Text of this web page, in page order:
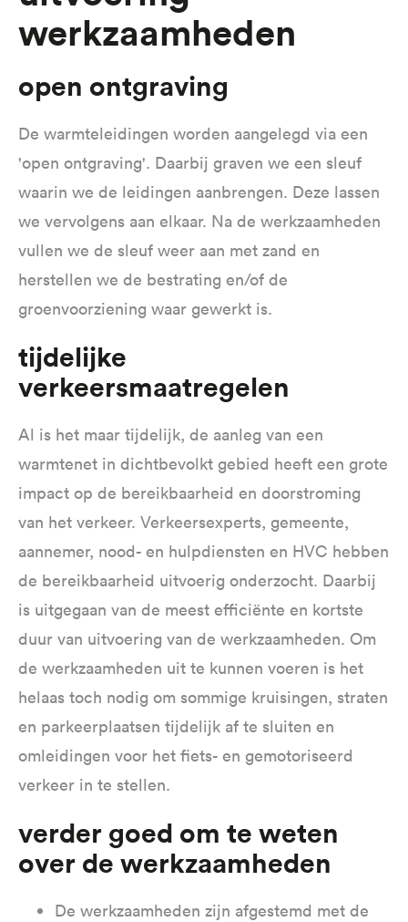
werkzaamheden
Open ontgraving
De warmteleidingen worden aangelegd via een
'open ontgraving'. Daarbij graven we een sleuf
waarin we de leidingen aanbrengen. Deze lassen
we vervolgens aan elkaar. Na de werkzaamheden
vullen we de sleuf weer aan met zand en
herstellen we de bestrating en/of de
groenvoorziening waar gewerkt is.
Tijdelijke
verkeersmaatregelen
Al is het maar tijdelijk, de aanleg van een
warmtenet in dichtbevolkt gebied heeft een grote
impact op de bereikbaarheid en doorstroming
van het verkeer. Verkeersexperts, gemeente,
aannemer, nood- en hulpdiensten en HVC hebben
de bereikbaarheid uitvoerig onderzocht. Daarbij
is uitgegaan van de meest efficiënte en kortste
duur van uitvoering van de werkzaamheden. Om
de werkzaamheden uit te kunnen voeren is het
helaas toch nodig om sommige kruisingen, straten
en parkeerplaatsen tijdelijk af te sluiten en
omleidingen voor het fiets- en gemotoriseerd
verkeer in te stellen.
Verder goed om te weten
over de werkzaamheden
De werkzaamheden zijn afgestemd met de